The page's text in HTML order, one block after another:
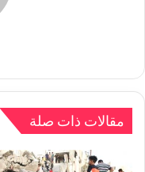
مقالات ذات صلة